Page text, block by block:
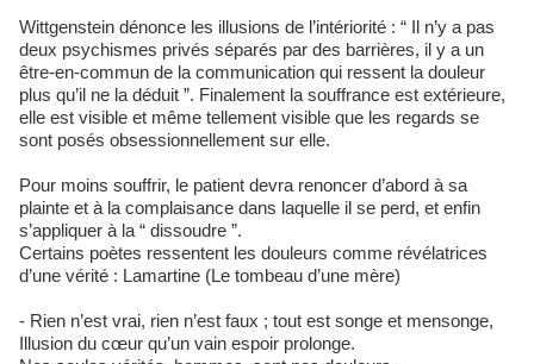
Wittgenstein dénonce les illusions de l’intériorité : “ Il n’y a pas
deux psychismes privés séparés par des barrières, il y a un
être-en-commun de la communication qui ressent la douleur
plus qu’il ne la déduit ”. Finalement la souffrance est extérieure,
elle est visible et même tellement visible que les regards se
sont posés obsessionnellement sur elle.
Pour moins souffrir, le patient devra renoncer d’abord à sa
plainte et à la complaisance dans laquelle il se perd, et enfin
s’appliquer à la “ dissoudre ”.
Certains poètes ressentent les douleurs comme révélatrices
d’une vérité : Lamartine (Le tombeau d’une mère)
- Rien n’est vrai, rien n’est faux ; tout est songe et mensonge,
Illusion du cœur qu’un vain espoir prolonge.